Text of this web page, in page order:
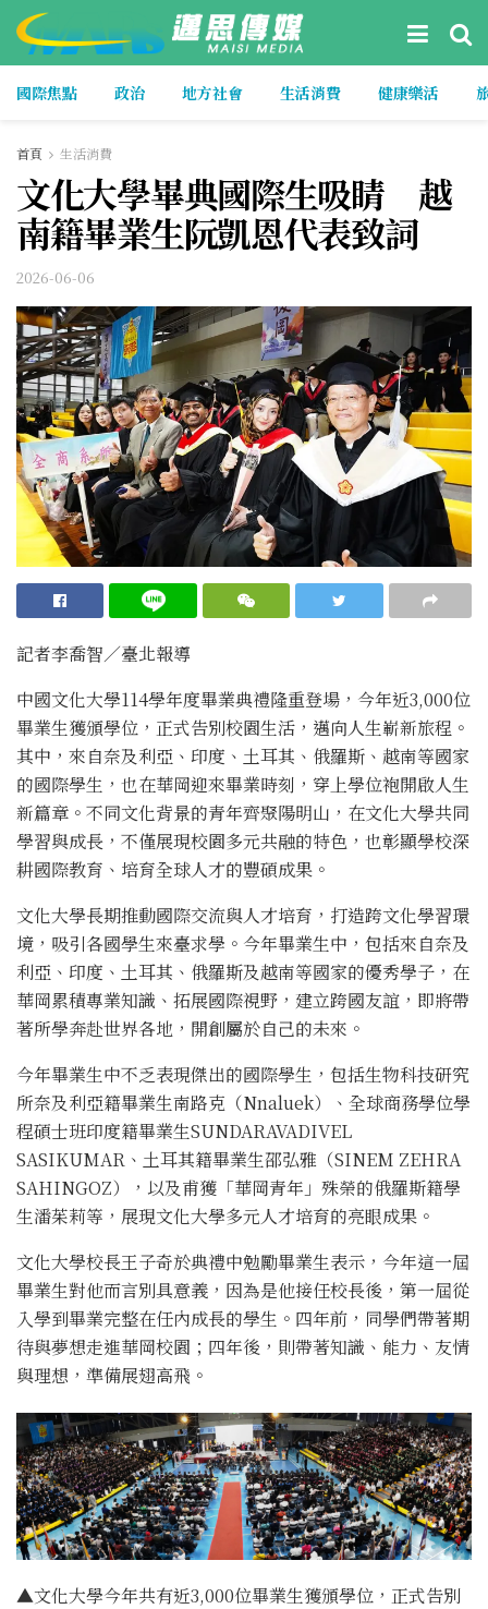
國際焦點 政治 地方社會 生活消費 健康樂活
首頁 生活消費
文化大學畢典國際生吸睛 越
南籍畢業生阮凱恩代表致詞
2026-06-06
記者李喬智／臺北報導
中國文化大學114學年度畢業典禮隆重登場，今年近3,000位
畢業生獲頒學位，正式告別校園生活，邁向人生嶄新旅程。
其中，來自奈及利亞、印度、土耳其、俄羅斯、越南等國家
的國際學生，也在華岡迎來畢業時刻，穿上學位袍開啟人生
新篇章。不同文化背景的青年齊聚陽明山，在文化大學共同
學習與成長，不僅展現校園多元共融的特色，也彰顯學校深
耕國際教育、培育全球人才的豐碩成果。
文化大學長期推動國際交流與人才培育，打造跨文化學習環
境，吸引各國學生來臺求學。今年畢業生中，包括來自奈及
利亞、印度、土耳其、俄羅斯及越南等國家的優秀學子，在
華岡累積專業知識、拓展國際視野，建立跨國友誼，即將帶
著所學奔赴世界各地，開創屬於自己的未來。
今年畢業生中不乏表現傑出的國際學生，包括生物科技研究
所奈及利亞籍畢業生南路克（Nnaluek）、全球商務學位學
程碩士班印度籍畢業生SUNDARAVADIVEL
SASIKUMAR、土耳其籍畢業生邵弘雅（SINEM ZEHRA
SAHINGOZ），以及甫獲「華岡青年」殊榮的俄羅斯籍學
生潘茱莉等，展現文化大學多元人才培育的亮眼成果。
文化大學校長王子奇於典禮中勉勵畢業生表示，今年這一屆
畢業生對他而言別具意義，因為是他接任校長後，第一屆從
入學到畢業完整在任內成長的學生。四年前，同學們帶著期
待與夢想走進華岡校園；四年後，則帶著知識、能力、友情
與理想，準備展翅高飛。
▲文化大學今年共有近3,000位畢業生獲頒學位，正式告別